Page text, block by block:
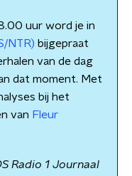
uur word je in
NTR) bijgepraat
van de dag
dat moment. Met
bij het
van Fleur
Radio 1 Journaal